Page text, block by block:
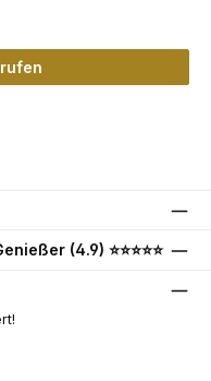
(4.9) ⭐⭐⭐⭐⭐